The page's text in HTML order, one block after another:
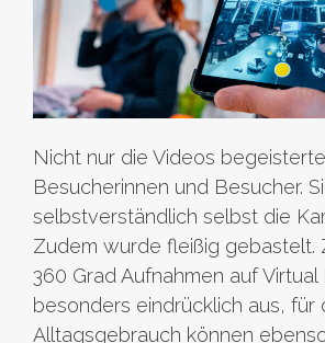
Nicht nur die Videos
Besucherinnen und Besucher.
selbstverständlich selbst die
Zudem wurde fleißig gebastelt.
360 Grad Aufnahmen auf Virtual
besonders eindrücklich aus, für
Alltagsgebrauch können